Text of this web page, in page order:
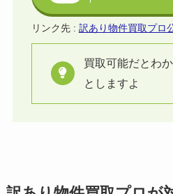
リンク先 : 訳あり物件買取プロ
買取可能だとわ
としますよ